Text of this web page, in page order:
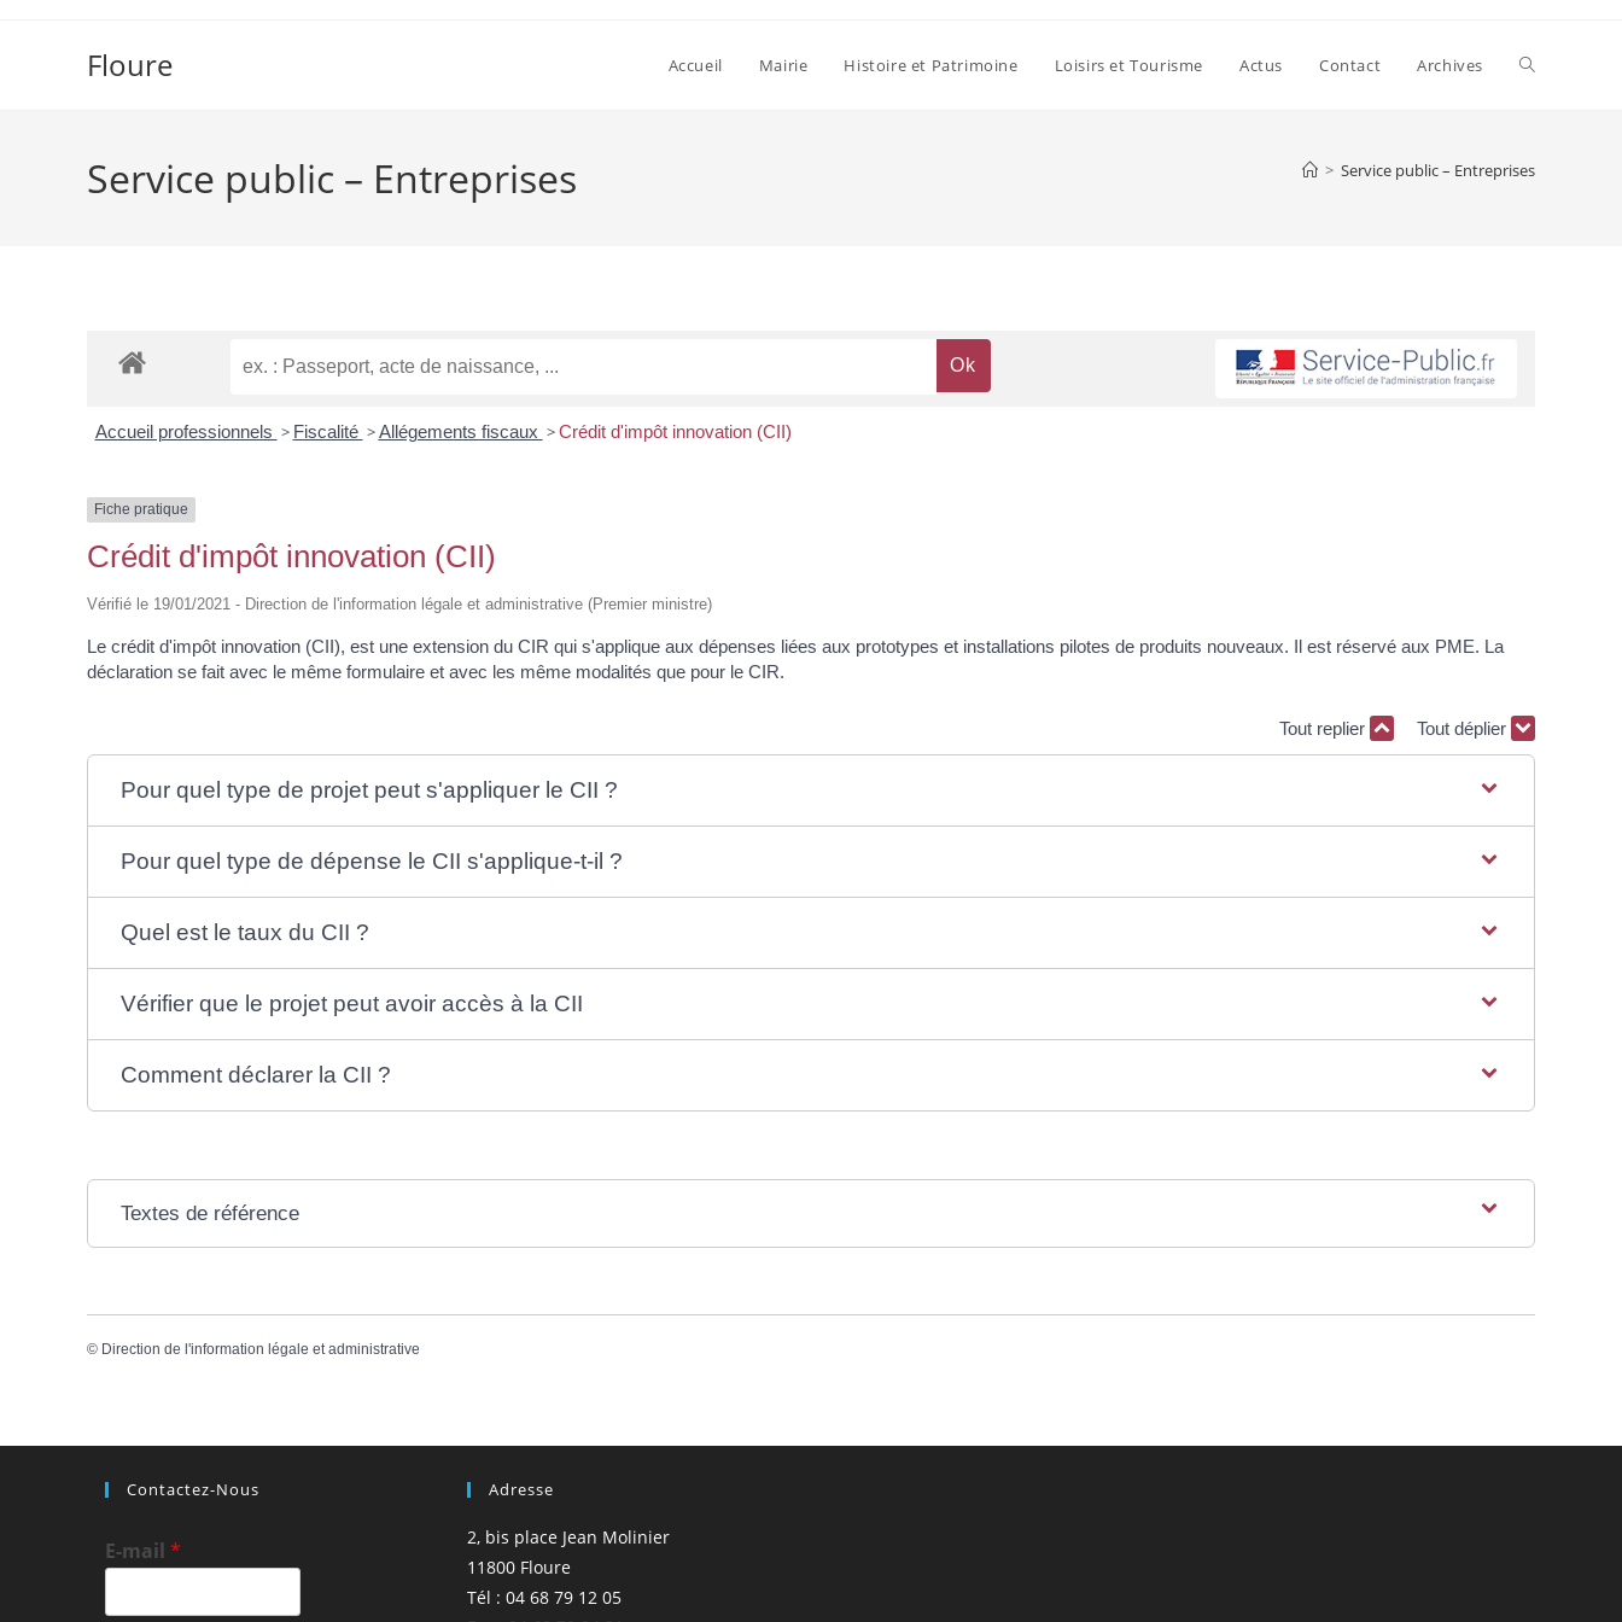
Floure Accueil Mairie Histoire et Patrimoine Loisirs et Tourisme Actus Contact Archives Toggle
Service public – Entreprises > Service public – Entreprises
Accueil professionnels > Fiscalité > Allégements fiscaux > Crédit d'impôt innovation (CII)
Fiche pratique
Crédit d'impôt innovation (CII)
Vérifié le 19/01/2021 - Direction de l'information légale et administrative (Premier ministre)
Le crédit d'impôt innovation (CII), est une extension du CIR qui s'applique aux dépenses liées aux prototypes et installations pilotes de produits nouveaux. Il est réservé aux PME. La
déclaration se fait avec le même formulaire et avec les même modalités que pour le CIR.
Tout replier Tout déplier
Pour quel type de projet peut s'appliquer le CII ?
Pour quel type de dépense le CII s'applique-t-il ?
Quel est le taux du CII ?
Vérifier que le projet peut avoir accès à la CII
Comment déclarer la CII ?
Textes de référence
© Direction de l'information légale et administrative
Contactez-Nous
E-mail *
Adresse
2, bis place Jean Molinier
11800 Floure
Tél : 04 68 79 12 05